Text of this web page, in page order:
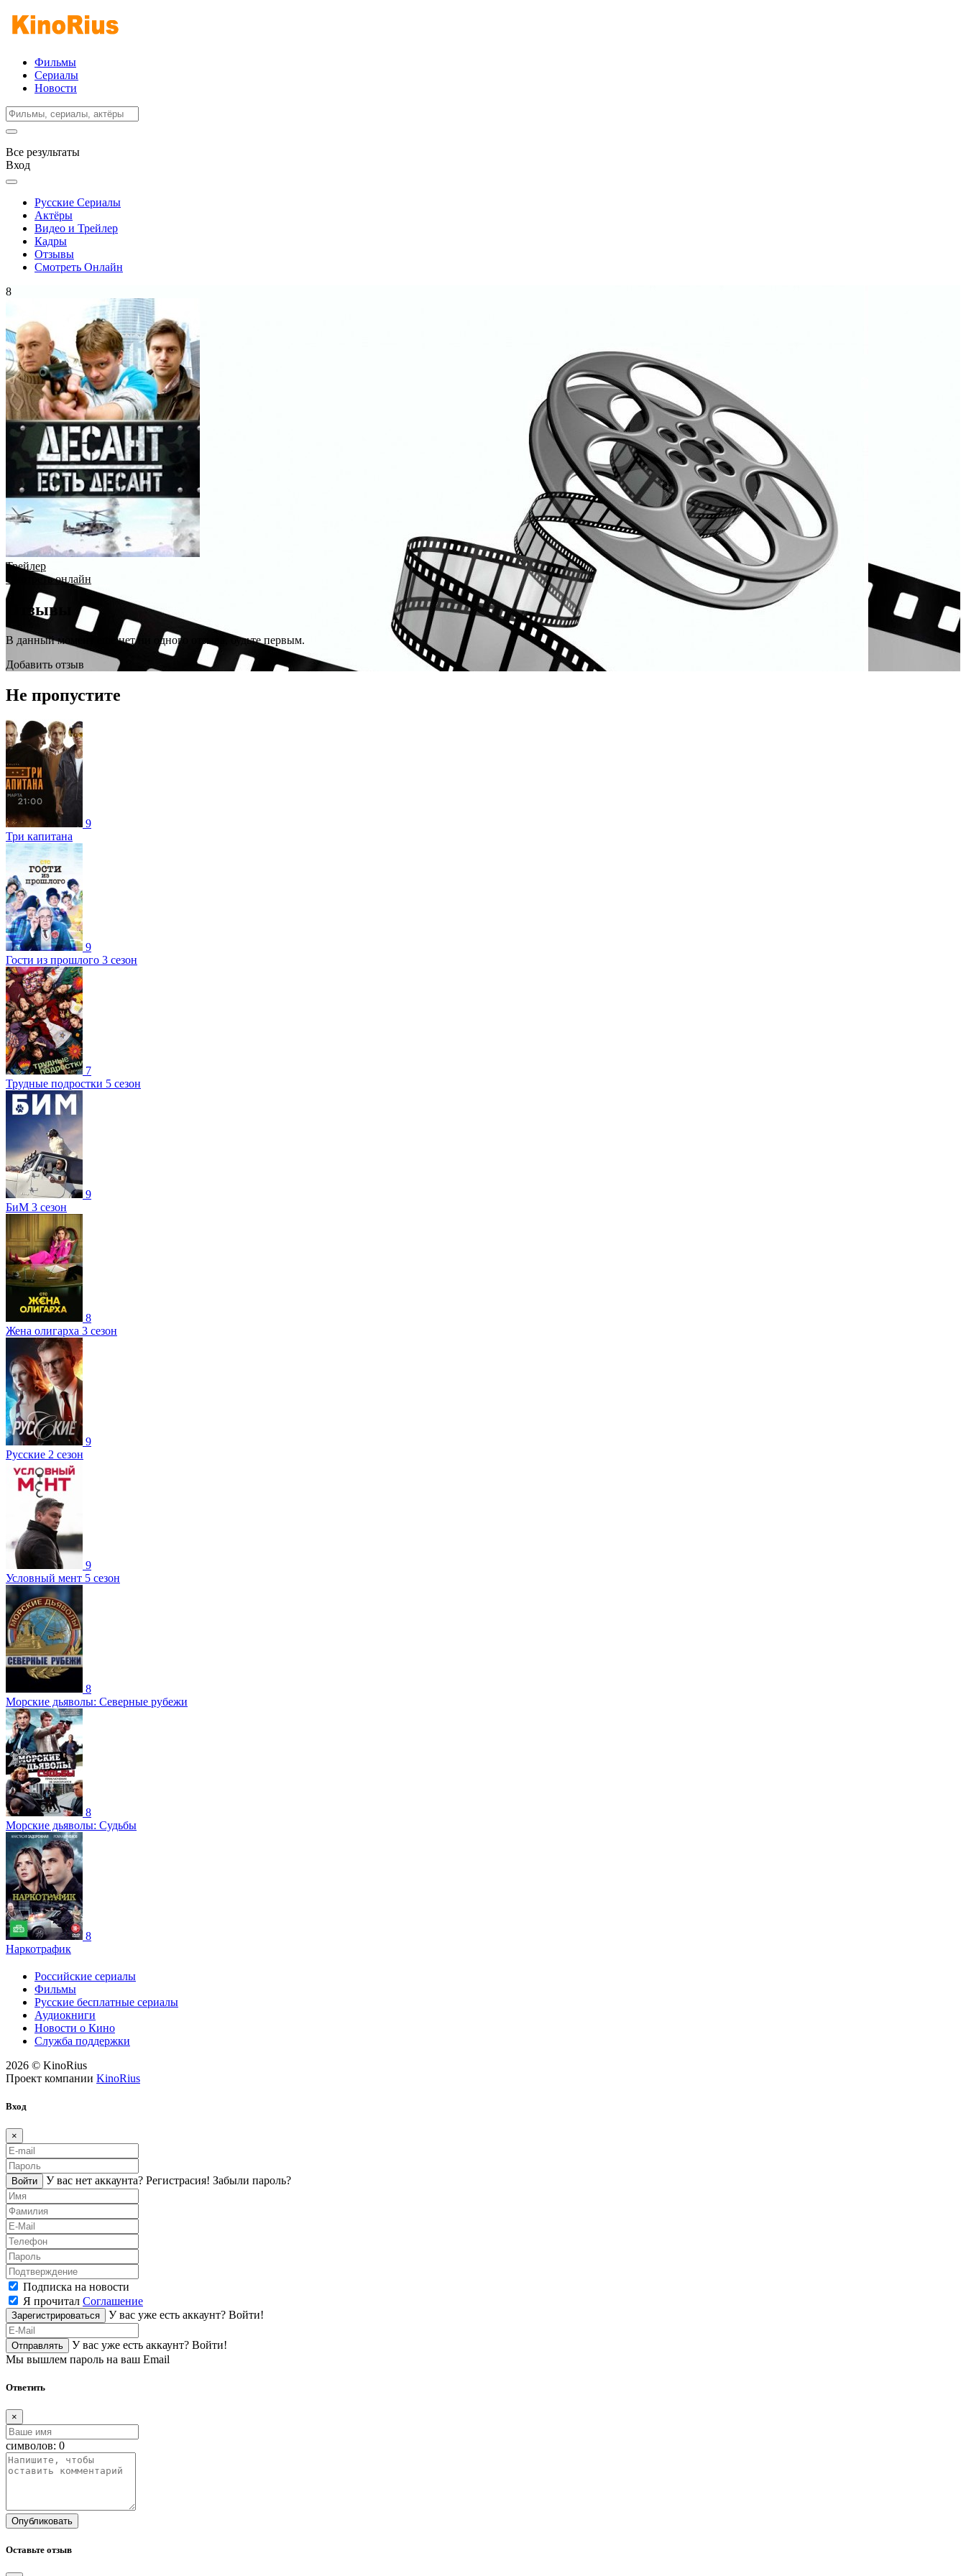
Фильмы
Сериалы
Новости
Все результаты
Вход
Русские Сериалы
Актёры
Видео и Трейлер
Кадры
Отзывы
Смотреть Онлайн
8
Трейлер
Смотреть онлайн
Отзывы
В данный момент еще нет ни одного отзыва, будьте первым.
Добавить отзыв
Не пропустите
9
Три капитана
9
Гости из прошлого 3 сезон
7
Трудные подростки 5 сезон
9
БиМ 3 сезон
8
Жена олигарха 3 сезон
9
Русские 2 сезон
9
Условный мент 5 сезон
8
Морские дьяволы: Северные рубежи
8
Морские дьяволы: Судьбы
8
Наркотрафик
Российские сериалы
Фильмы
Русские бесплатные сериалы
Аудиокниги
Новости о Кино
Служба поддержки
2026 © KinoRius
Проект компании KinoRius
Вход
×
Войти У вас нет аккаунта? Регистраcия! Забыли пароль?
Подписка на новости
Я прочитал Соглашение
Зарегистрироваться У вас уже есть аккаунт? Войти!
Отправлять У вас уже есть аккаунт? Войти!
Мы вышлем пароль на ваш Email
Ответить
×
символов: 0
Опубликовать
Оставьте отзыв